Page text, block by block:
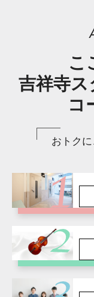
こ
吉祥寺
コ
おトク